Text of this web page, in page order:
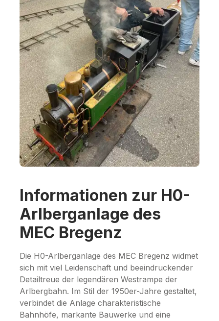
Informationen zur H0-
Arlberganlage des
MEC Bregenz
Die H0-Arlberganlage des MEC Bregenz widmet
sich mit viel Leidenschaft und beeindruckender
Detailtreue der legendären Westrampe der
Arlbergbahn. Im Stil der 1950er-Jahre gestaltet,
verbindet die Anlage charakteristische
Bahnhöfe, markante Bauwerke und eine